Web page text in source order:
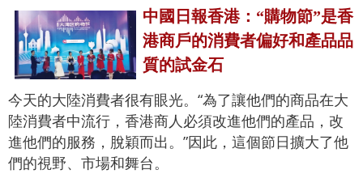
中國日報香港：“購物節”是香
港商戶的消費者偏好和產品品
質的試金石
今天的大陸消費者很有眼光。“為了讓他們的商品在大
陸消費者中流行，香港商人必須改進他們的產品，改
進他們的服務，脫穎而出。”因此，這個節日擴大了他
們的視野、市場和舞台。